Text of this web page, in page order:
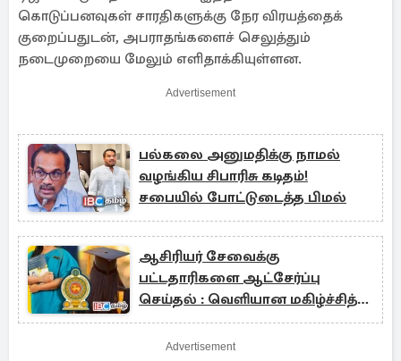
கொடுப்பனவுகள் சாரதிகளுக்கு நேர விரயத்தைக்
குறைப்பதுடன், அபராதங்களைச் செலுத்தும்
நடைமுறையை மேலும் எளிதாக்கியுள்ளன.
Advertisement
பல்கலை அனுமதிக்கு நாமல்
வழங்கிய சிபாரிசு கடிதம்!
சபையில் போட்டுடைத்த பிமல்
ஆசிரியர் சேவைக்கு
பட்டதாரிகளை ஆட்சேர்ப்பு
செய்தல் : வெளியான மகிழ்ச்சித்
தகவல்
Advertisement